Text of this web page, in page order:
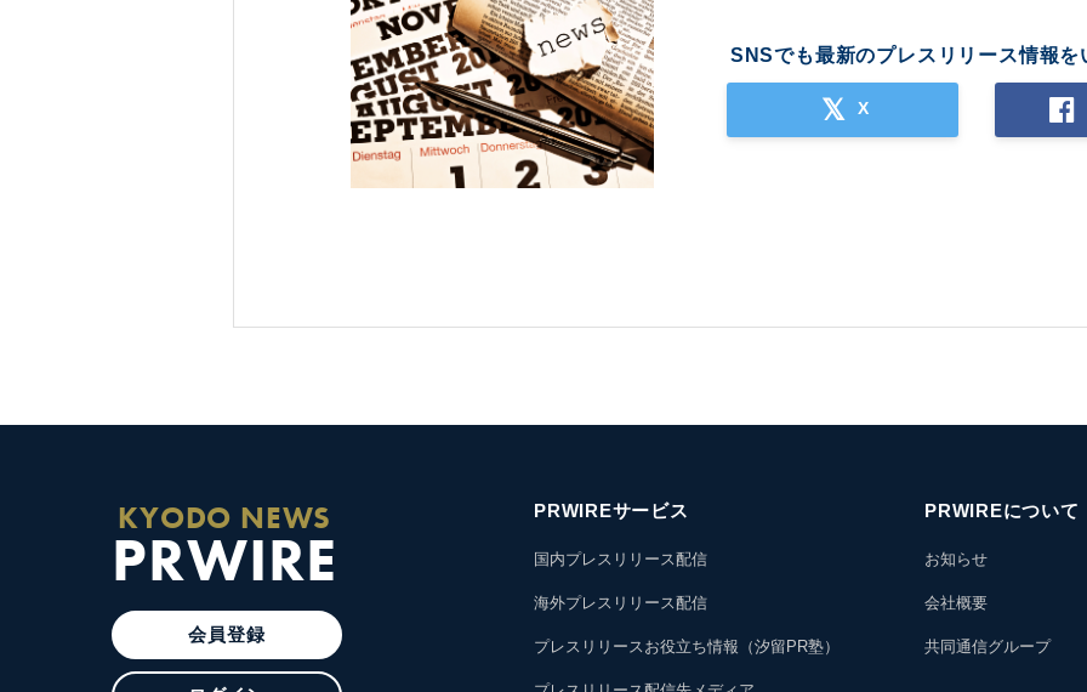
SNSでも最新のプレスリリース情報を
X
KYODO NEWS
PRWIRE
会員登録
PRWIREサービス
国内プレスリリース配信
海外プレスリリース配信
プレスリリースお役立ち情報（汐留PR塾）
PRWIREについて
お知らせ
会社概要
共同通信グループ